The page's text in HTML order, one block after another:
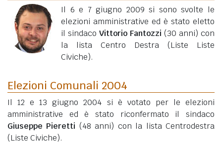
Il 6 e 7 giugno 2009 si sono svolte le
elezioni amministrative ed è stato eletto
il sindaco Vittorio Fantozzi (30 anni) con
la lista Centro Destra (Liste Liste
Civiche).
Elezioni Comunali 2004
Il 12 e 13 giugno 2004 si è votato per le elezioni
amministrative ed è stato riconfermato il sindaco
Giuseppe Pieretti (48 anni) con la lista Centrodestra
(Liste Civiche).